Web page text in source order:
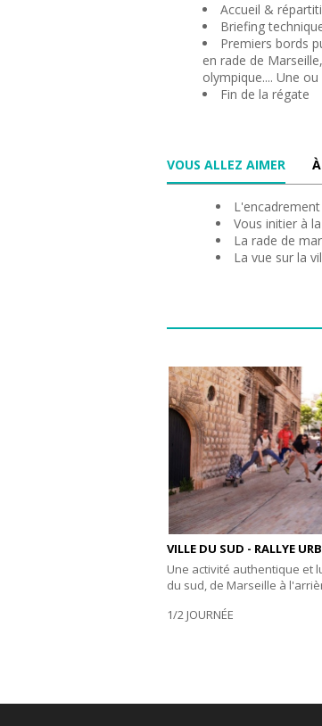
Accueil &
Briefing
Premiers bords
en rade de
olympique.... Une
Fin de la régate
VOUS ALLEZ AIMER
Vous initier à
La rade de
La vue sur la
VILLE DU SUD - RALLYE
Une activité authentique et
du sud, de Marseille à
1/2 JOURNÉE